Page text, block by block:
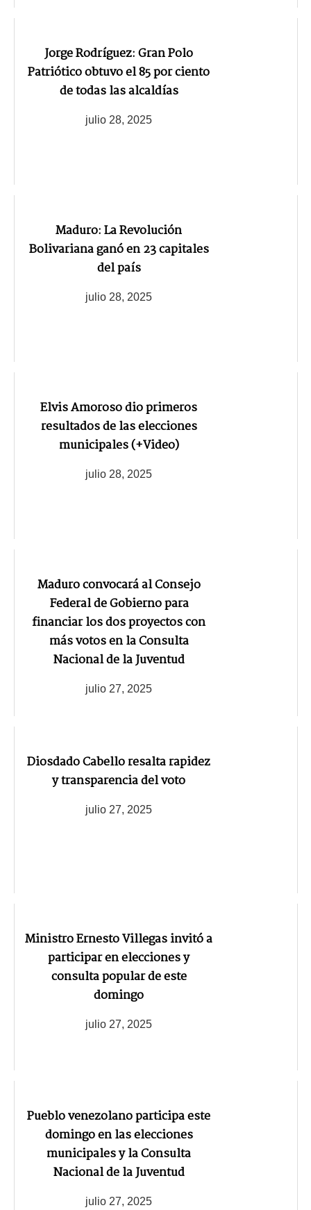
Jorge Rodríguez: Gran Polo
Patriótico obtuvo el 85 por ciento
de todas las alcaldías
julio 28, 2025
Maduro: La Revolución
Bolivariana ganó en 23 capitales
del país
julio 28, 2025
Elvis Amoroso dio primeros
resultados de las elecciones
municipales (+Video)
julio 28, 2025
Maduro convocará al Consejo
Federal de Gobierno para
financiar los dos proyectos con
más votos en la Consulta
Nacional de la Juventud
julio 27, 2025
Diosdado Cabello resalta rapidez
y transparencia del voto
julio 27, 2025
Ministro Ernesto Villegas invitó a
participar en elecciones y
consulta popular de este
domingo
julio 27, 2025
Pueblo venezolano participa este
domingo en las elecciones
municipales y la Consulta
Nacional de la Juventud
julio 27, 2025